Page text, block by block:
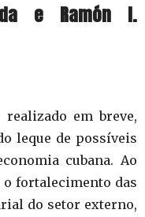
e Ramón I.
realizado em breve,
leque de possíveis
cubana. Ao
fortalecimento das
do setor externo,